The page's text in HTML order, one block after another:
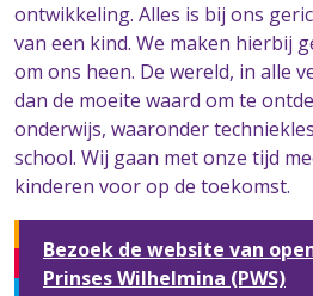
ontwikkeling. Alles is bij ons
van een kind. We maken hierbij
om ons heen. De wereld, in alle
dan de moeite waard om te
onderwijs, waaronder
school. Wij gaan met onze tijd
kinderen voor op de toekomst.
Bezoek de website van
Prinses Wilhelmina (PWS)